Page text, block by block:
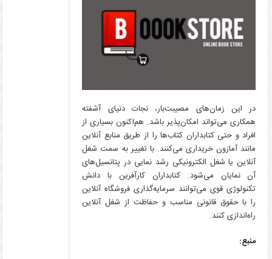
در این زمان‌های مصیبت‌بار، نجات دنیای آشفته
همکاری می‌تواند امکان‌پذیر باشد. هم‌اکنون بسیاری از
افراد و حتی کتابداران کتاب‌ها را از طریق منابع آنلاین
مانند آمازون خریداری می‌کنند. با تغییر به سمت شغل
آنلاین یا شغل الکترونیکی رشد نمایی در پتانسیل‌های
آن نمایان می‌شود. کتابداران کارآفرین با دانش
تکنولوژی قوی می‌توانند سرمایه‌گذاری فروشگاه آنلاین
را با حقوق قانونی مناسب و حفاظت از شغل آنلاین
راه‌اندازی کنند.
منبع: